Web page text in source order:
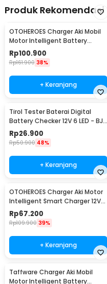
Produk Rekomendasi
OTOHEROES Charger Aki Mobil
Motor Intelligent Battery
Charger 12V 6A - FBC1206D
Rp100.900
Rp161.900 38%
+ Keranjang
Tirol Tester Baterai Digital
Battery Checker 12V 6 LED - BJ-
803
Rp26.900
Rp50.900 48%
+ Keranjang
OTOHEROES Charger Aki Motor
Intelligent Smart Charger 12V
2A EU Plug - UD12
Rp67.200
Rp109.900 39%
+ Keranjang
Taffware Charger Aki Mobil
Motor Intelligent Battery